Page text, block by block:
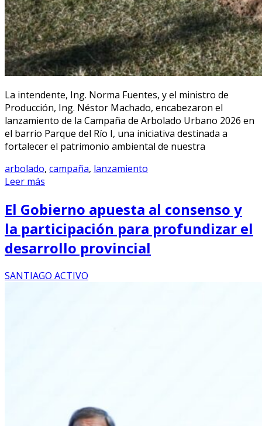
La intendente, Ing. Norma Fuentes, y el ministro de
Producción, Ing. Néstor Machado, encabezaron el
lanzamiento de la Campaña de Arbolado Urbano 2026 en
el barrio Parque del Río I, una iniciativa destinada a
fortalecer el patrimonio ambiental de nuestra
arbolado, campaña, lanzamiento
Leer más
El Gobierno apuesta al consenso y
la participación para profundizar el
desarrollo provincial
SANTIAGO ACTIVO